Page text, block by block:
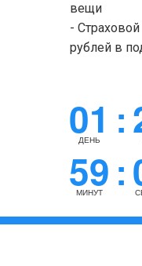
вещи
-
рублей в
01:
ДЕНЬ
59:
МИНУТ